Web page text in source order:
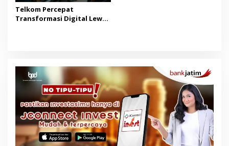
Telkom Percepat
Transformasi Digital Lewat